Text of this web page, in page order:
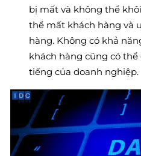
bị mất và không thể
thể mất khách hàng và
hàng. Không có khả
khách hàng cũng có
tiếng của doanh nghiệp.